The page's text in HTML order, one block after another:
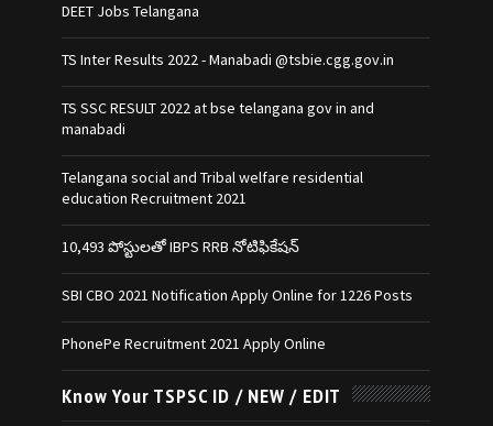
DEET Jobs Telangana
TS Inter Results 2022 - Manabadi @tsbie.cgg.gov.in
TS SSC RESULT 2022 at bse telangana gov in and
manabadi
Telangana social and Tribal welfare residential
education Recruitment 2021
10,493 పోస్టులతో IBPS RRB నోటిఫికేషన్‌
SBI CBO 2021 Notification Apply Online for 1226 Posts
PhonePe Recruitment 2021 Apply Online
Know Your TSPSC ID / NEW / EDIT